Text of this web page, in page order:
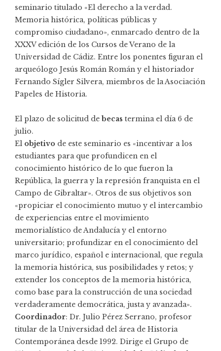
seminario titulado «El derecho a la verdad.
Memoria histórica, políticas públicas y
compromiso ciudadano», enmarcado dentro de la
XXXV edición de los Cursos de Verano de la
Universidad de Cádiz. Entre los ponentes figuran el
arqueólogo Jesús Román Román y el historiador
Fernando Sígler Silvera, miembros de la Asociación
Papeles de Historia.
El plazo de solicitud de becas termina el día 6 de
julio.
El objetivo de este seminario es «incentivar a los
estudiantes para que profundicen en el
conocimiento histórico de lo que fueron la
República, la guerra y la represión franquista en el
Campo de Gibraltar». Otros de sus objetivos son
«propiciar el conocimiento mutuo y el intercambio
de experiencias entre el movimiento
memorialístico de Andalucía y el entorno
universitario; profundizar en el conocimiento del
marco jurídico, español e internacional, que regula
la memoria histórica, sus posibilidades y retos; y
extender los conceptos de la memoria histórica,
como base para la construcción de una sociedad
verdaderamente democrática, justa y avanzada».
Coordinador: Dr. Julio Pérez Serrano, profesor
titular de la Universidad del área de Historia
Contemporánea desde 1992. Dirige el Grupo de